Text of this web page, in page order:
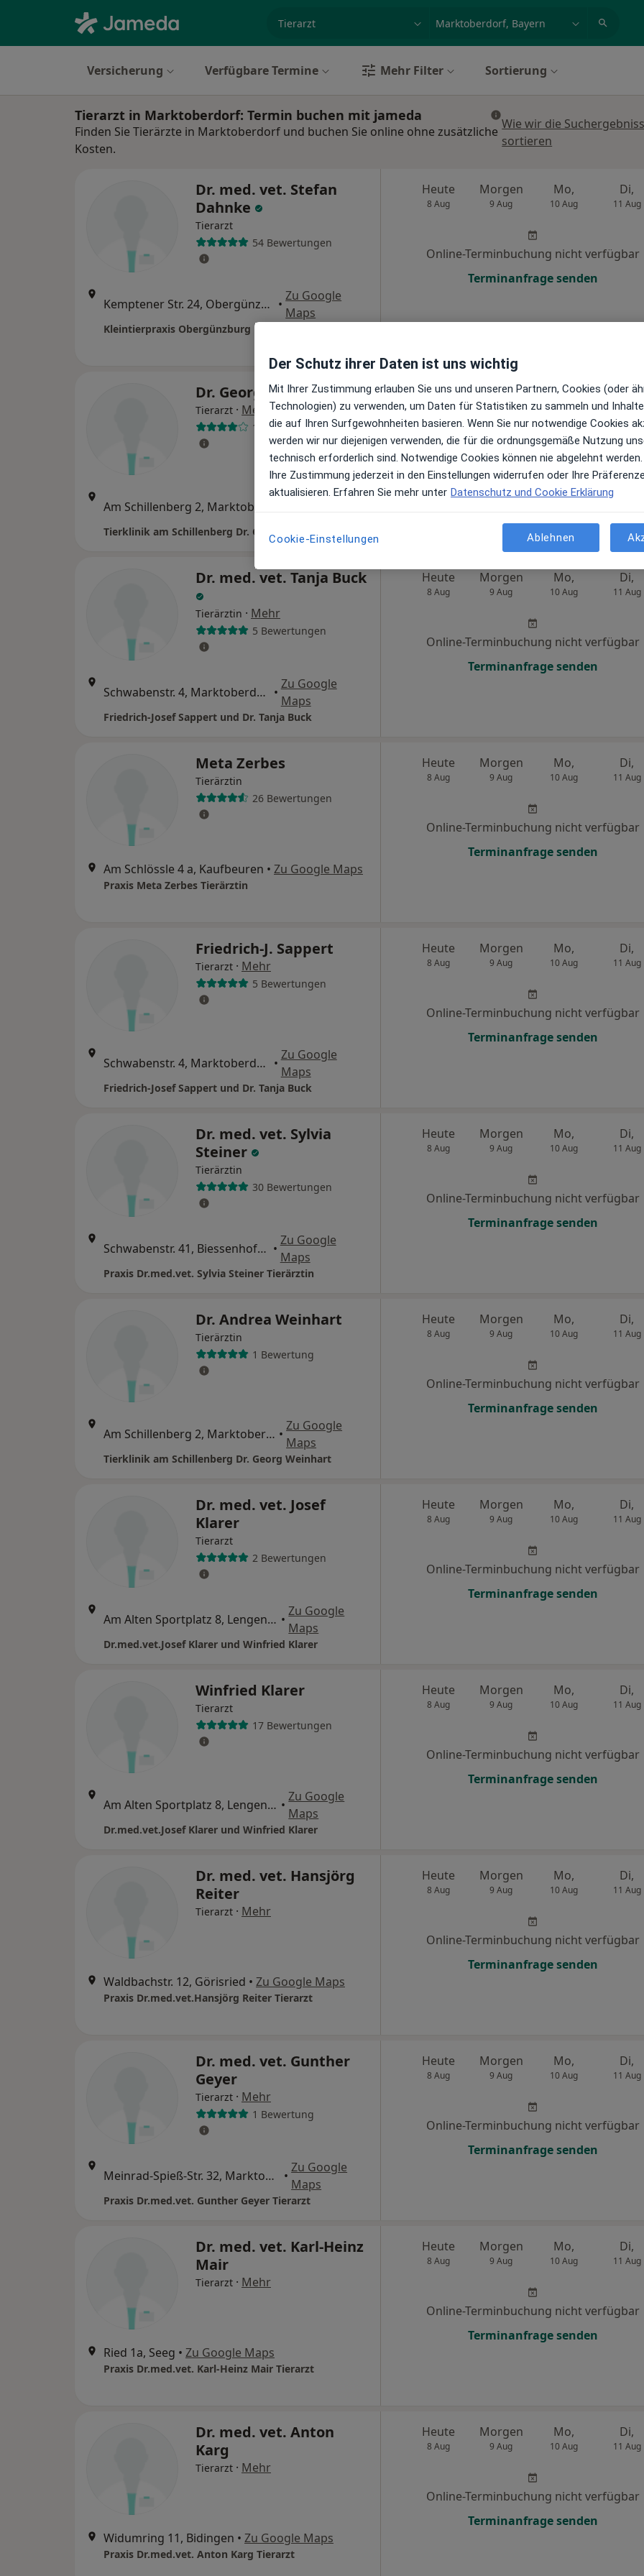
Versicherung Verfügbare Termine Mehr Filter Sortierung
Tierarzt in Marktoberdorf: Termin buchen mit jameda
Finden Sie Tierärzte in Marktoberdorf und buchen Sie online ohne zusätzliche
Kosten.
Wie wir die
sortieren
Dr. med. vet. Stefan
Dahnke
Tierarzt
54 Bewertungen
Kemptener Str. 24, Obergünzburg •
Zu Google
Maps
Heute
8 Aug
Morgen
9 Aug
Mo,
10 Aug
Di,
11 Aug
Online-Terminbuchung nicht verfügbar
Terminanfrage senden
Dr. Georg Weinhart
Tierarzt · Mehr
14 Bewertungen
Zu Google
Tierklinik am Schillenberg Dr. Georg Weinhart
Heute
8 Aug
Morgen
9 Aug
Mo,
10 Aug
Di,
11 Aug
Online-Terminbuchung nicht verfügbar
Terminanfrage senden
Dr. med. vet. Tanja Buck
Tierärztin · Mehr
5 Bewertungen
Schwabenstr. 4, Marktoberdorf •
Zu Google
Maps
Friedrich-Josef Sappert und Dr. Tanja Buck
Heute
8 Aug
Morgen
9 Aug
Mo,
10 Aug
Di,
11 Aug
Online-Terminbuchung nicht verfügbar
Terminanfrage senden
Meta Zerbes
Tierärztin
26 Bewertungen
Am Schlössle 4 a, Kaufbeuren • Zu Google Maps
Praxis Meta Zerbes Tierärztin
Heute
8 Aug
Morgen
9 Aug
Mo,
10 Aug
Di,
11 Aug
Online-Terminbuchung nicht verfügbar
Terminanfrage senden
Friedrich-J. Sappert
Tierarzt · Mehr
5 Bewertungen
Schwabenstr. 4, Marktoberdorf •
Zu Google
Maps
Friedrich-Josef Sappert und Dr. Tanja Buck
Heute
8 Aug
Morgen
9 Aug
Mo,
10 Aug
Di,
11 Aug
Online-Terminbuchung nicht verfügbar
Terminanfrage senden
Dr. med. vet. Sylvia
Steiner
Tierärztin
30 Bewertungen
Schwabenstr. 41, Biessenhofen •
Zu Google
Maps
Praxis Dr.med.vet. Sylvia Steiner Tierärztin
Heute
8 Aug
Morgen
9 Aug
Mo,
10 Aug
Di,
11 Aug
Online-Terminbuchung nicht verfügbar
Terminanfrage senden
Dr. Andrea Weinhart
Tierärztin
1 Bewertung
Am Schillenberg 2, Marktoberdorf •
Zu Google
Maps
Tierklinik am Schillenberg Dr. Georg Weinhart
Heute
8 Aug
Morgen
9 Aug
Mo,
10 Aug
Di,
11 Aug
Online-Terminbuchung nicht verfügbar
Terminanfrage senden
Dr. med. vet. Josef
Klarer
Tierarzt
2 Bewertungen
Am Alten Sportplatz 8, Lengenwang •
Zu Google
Maps
Dr.med.vet.Josef Klarer und Winfried Klarer
Heute
8 Aug
Morgen
9 Aug
Mo,
10 Aug
Di,
11 Aug
Online-Terminbuchung nicht verfügbar
Terminanfrage senden
Winfried Klarer
Tierarzt
17 Bewertungen
Am Alten Sportplatz 8, Lengenwang •
Zu Google
Maps
Dr.med.vet.Josef Klarer und Winfried Klarer
Heute
8 Aug
Morgen
9 Aug
Mo,
10 Aug
Di,
11 Aug
Online-Terminbuchung nicht verfügbar
Terminanfrage senden
Dr. med. vet. Hansjörg
Reiter
Tierarzt · Mehr
Waldbachstr. 12, Görisried • Zu Google Maps
Praxis Dr.med.vet.Hansjörg Reiter Tierarzt
Heute
8 Aug
Morgen
9 Aug
Mo,
10 Aug
Di,
11 Aug
Online-Terminbuchung nicht verfügbar
Terminanfrage senden
Dr. med. vet. Gunther
Geyer
Tierarzt · Mehr
1 Bewertung
Meinrad-Spieß-Str. 32, Marktoberdorf •
Zu Google
Maps
Praxis Dr.med.vet. Gunther Geyer Tierarzt
Heute
8 Aug
Morgen
9 Aug
Mo,
10 Aug
Di,
11 Aug
Online-Terminbuchung nicht verfügbar
Terminanfrage senden
Dr. med. vet. Karl-Heinz
Mair
Tierarzt · Mehr
Ried 1a, Seeg • Zu Google Maps
Praxis Dr.med.vet. Karl-Heinz Mair Tierarzt
Heute
8 Aug
Morgen
9 Aug
Mo,
10 Aug
Di,
11 Aug
Online-Terminbuchung nicht verfügbar
Terminanfrage senden
Dr. med. vet. Anton
Karg
Tierarzt · Mehr
Widumring 11, Bidingen • Zu Google Maps
Praxis Dr.med.vet. Anton Karg Tierarzt
Heute
8 Aug
Morgen
9 Aug
Mo,
10 Aug
Di,
11 Aug
Online-Terminbuchung nicht verfügbar
Terminanfrage senden
Der Schutz ihrer Daten ist uns wichtig
Mit Ihrer Zustimmung erlauben Sie uns und unseren Partnern, Cookies (oder
Technologien) zu verwenden, um Daten für Statistiken zu sammeln und
die auf Ihren Surfgewohnheiten basieren. Wenn Sie nur notwendige Cookies
werden wir nur diejenigen verwenden, die für die ordnungsgemäße Nutzung
technisch erforderlich sind. Notwendige Cookies können nie abgelehnt werden.
Ihre Zustimmung jederzeit in den Einstellungen widerrufen oder Ihre
aktualisieren. Erfahren Sie mehr unter Datenschutz und Cookie Erklärung
Cookie-Einstellungen Ablehnen